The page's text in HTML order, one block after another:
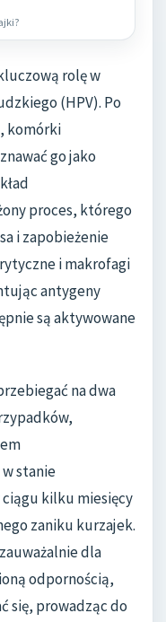
rolę w
(HPV). Po
komórki
go jako
proces, którego
i zapobieżenie
i makrofagi
antygeny
są aktywowane
na dwa
stanie
kilku miesięcy
zaniku kurzajek.
dla
odpornością,
się, prowadząc do